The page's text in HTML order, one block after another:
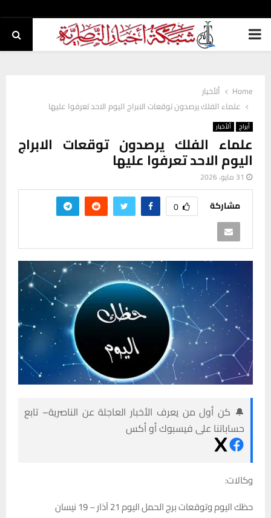
PRIMARY
Home
ألأخبار
علماء الفلك يرصدون توقعات الابراج اليوم الاحد تعرفوا عليها
أبراج ألأخبار
علماء الفلك يرصدون توقعات الابراج
اليوم الاحد تعرفوا عليها
31 مايو، 2026
مشاركة 0
🔔 كن أول من يعرف الأخبار العاجلة عن الناصرية– تابع
حساباتنا على فيسبوك أو أكس
وكالات:
حظك اليوم وتوقعات برج الحمل اليوم 21 آذار – 19 نيسان